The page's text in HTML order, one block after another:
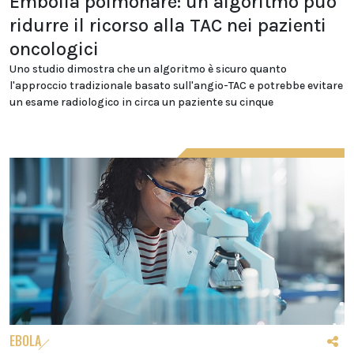
ridurre il ricorso alla TAC nei pazienti
oncologici
Uno studio dimostra che un algoritmo è sicuro quanto
l'approccio tradizionale basato sull'angio-TAC e potrebbe evitare
un esame radiologico in circa un paziente su cinque
EBOLA